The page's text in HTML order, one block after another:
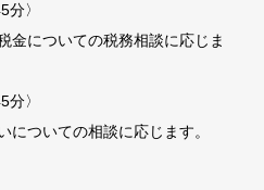
〉
金についての税務相談に応じま
〉
についての相談に応じます。